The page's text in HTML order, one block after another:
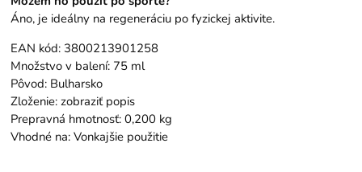
Áno, je ideálny na regeneráciu po fyzickej aktivite.
EAN kód: 3800213901258
Množstvo v balení: 75 ml
Pôvod: Bulharsko
Zloženie: zobraziť popis
Prepravná hmotnosť: 0,200 kg
Vhodné na: Vonkajšie použitie